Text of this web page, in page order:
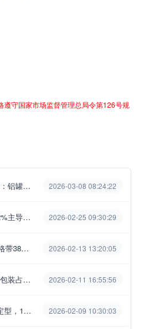
遵守国家市场监督管理总局令第126号规
尚普咨询集团品类洞察：铝罐包装52%占主流，冬季28%销量高峰来临 2026-03-08 08:24:22
家用窗断桥铝偏好率32%主导中高端，尚普咨询集团数据洞察 2026-02-25 09:30:29
卫浴挂件50至100元价格带38%接受度最高，品牌升级太空铝23%... 2026-02-13 13:20:05
胶囊咖啡52%铝箔密封包装占比遭遇6%环保可降解需求升级——尚普咨... 2026-02-11 16:55:56
每月1次护理31%频次定型，10片装铝箔手膜28%市占领跑中端包装... 2026-02-09 10:30:03